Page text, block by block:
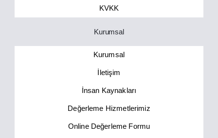
KVKK
Kurumsal
Kurumsal
İletişim
İnsan Kaynakları
Değerleme Hizmetlerimiz
Online Değerleme Formu